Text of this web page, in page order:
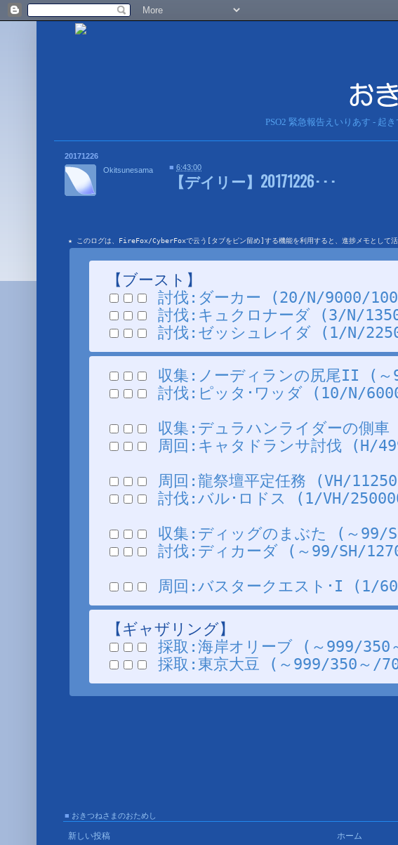
PSO2 緊急報告えいりあす - 起
20171226
【デイリー】20171226･･･
★ このログは、FireFox/CyberFoxで云う[タブをピン留め]する機能を利用すると、進捗メモとして活
【ブースト】
討伐:ダーカー (20/N/9000/
討伐:キュクロナーダ (3/N/
討伐:ゼッシュレイダ (1/N/
収集:ノーディランの尻尾II (
討伐:ピッタ･ワッダ (10/N/
収集:デュラハンライダーの側
周回:キャタドランサ討伐 (H/
周回:龍祭壇平定任務 (VH/
討伐:バル･ロドス (1/VH/
収集:ディッグのまぶた (～99/
討伐:ディカーダ (～99/SH/
周回:バスタークエスト･I (1/
【ギャザリング】
採取:海岸オリーブ (～999/350
採取:東京大豆 (～999/350～/
Okitsunesama ■6:43:00
■ おきつねさまのおためし
新しい投稿 ホーム